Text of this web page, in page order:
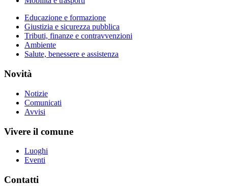
Educazione e formazione
Giustizia e sicurezza pubblica
Tributi, finanze e contravvenzioni
Ambiente
Salute, benessere e assistenza
Novità
Notizie
Comunicati
Avvisi
Vivere il comune
Luoghi
Eventi
Contatti